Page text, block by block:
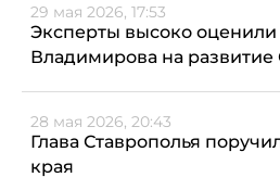
29 мая 2026, 17:53
Эксперты высоко
Владимирова на развитие
28 мая 2026, 20:43
Глава Ставрополья
края